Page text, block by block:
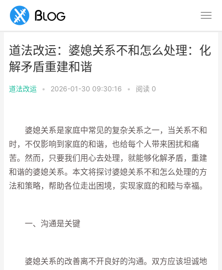
道法改运：婆媳关系不和怎么处理：化
解矛盾重建和谐
道法改运 • 2026-01-30 09:30:16 • 阅读 0
婆媳关系是家庭中常见的复杂关系之一，当关系不和
时，不仅影响到家庭的和谐，也给每个人带来困扰和痛
苦。然而，只要我们用心去处理，就能够化解矛盾，重建
和谐的婆媳关系。本文将探讨婆媳关系不和怎么处理的方
法和策略，帮助各位走出困境，实现家庭的和睦与幸福。
一、沟通是关键
婆媳关系的改善离不开良好的沟通。双方应该坦诚地